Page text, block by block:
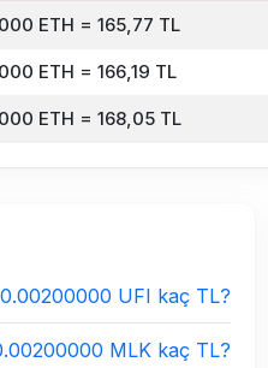
ETH = 165,77 TL
ETH = 166,19 TL
ETH = 168,05 TL
0.00200000 UFI kaç TL?
MLK kaç TL?